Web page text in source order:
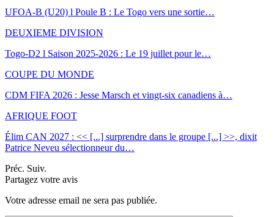
UFOA-B (U20) l Poule B : Le Togo vers une sortie…
DEUXIEME DIVISION
Togo-D2 l Saison 2025-2026 : Le 19 juillet pour le…
COUPE DU MONDE
CDM FIFA 2026 : Jesse Marsch et vingt-six canadiens à…
AFRIQUE FOOT
Élim CAN 2027 : << [...] surprendre dans le groupe [...] >>, dixit
Patrice Neveu sélectionneur du…
Préc. Suiv.
Partagez votre avis
Votre adresse email ne sera pas publiée.